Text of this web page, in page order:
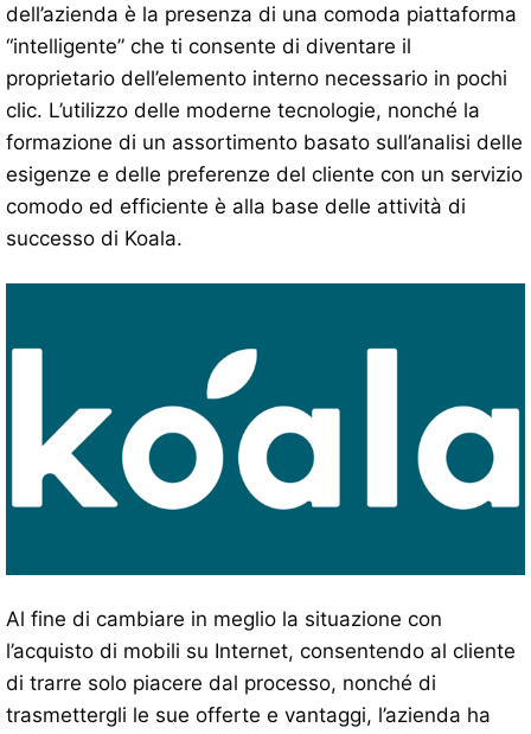
dell’azienda è la presenza di una comoda piattaforma
“intelligente” che ti consente di diventare il
proprietario dell’elemento interno necessario in pochi
clic. L’utilizzo delle moderne tecnologie, nonché la
formazione di un assortimento basato sull’analisi delle
esigenze e delle preferenze del cliente con un servizio
comodo ed efficiente è alla base delle attività di
successo di Koala.
Al fine di cambiare in meglio la situazione con
l’acquisto di mobili su Internet, consentendo al cliente
di trarre solo piacere dal processo, nonché di
trasmettergli le sue offerte e vantaggi, l’azienda ha